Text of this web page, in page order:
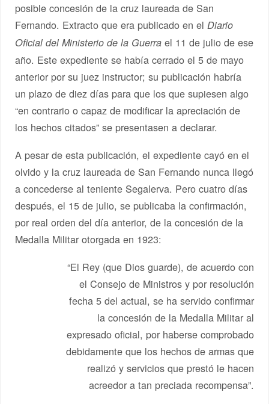
posible concesión de la cruz laureada de San
Fernando. Extracto que era publicado en elDiario
Oficial del Ministerio de la Guerra el 11 de julio de ese
año. Este expediente se había cerrado el 5 de mayo
anterior por su juez instructor; su publicación habría
un plazo de diez días para que los que supiesen algo
“en contrario o capaz de modificar la apreciación de
los hechos citados” se presentasen a declarar.
A pesar de esta publicación, el expediente cayó en el
olvido y la cruz laureada de San Fernando nunca llegó
a concederse al teniente Segalerva. Pero cuatro días
después, el 15 de julio, se publicaba la confirmación,
por real orden del día anterior, de la concesión de la
Medalla Militar otorgada en 1923:
“El Rey (que Dios guarde), de acuerdo con
el Consejo de Ministros y por resolución
fecha 5 del actual, se ha servido confirmar
la concesión de la Medalla Militar al
expresado oficial, por haberse comprobado
debidamente que los hechos de armas que
realizó y servicios que prestó le hacen
acreedor a tan preciada recompensa”.